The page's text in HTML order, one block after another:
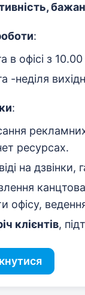
:
в офісі з
-неділя
:
ресурсах.
на
офісу,
клієнтів,